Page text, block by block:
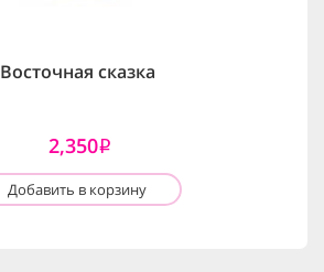
Восточная сказка
2,350i
Добавить в корзину